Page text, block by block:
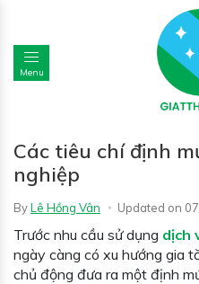
Menu
Các tiêu chí định
nghiệp
ByLê Hồng Vân Updated on
Trước nhu cầu sử dụng dịch
ngày càng có xu hướng gia
chủ động đưa ra một định